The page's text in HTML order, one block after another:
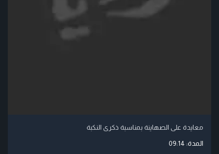
معايدة على الصهاينة بمناسبة ذكرى النكبة
المدة: 09:14